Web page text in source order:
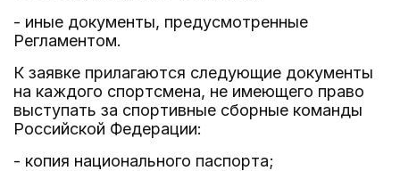
- иные документы, предусмотренные
Регламентом.
К заявке прилагаются следующие документы
на каждого спортсмена, не имеющего право
выступать за спортивные сборные команды
Российской Федерации:
- копия национального паспорта;